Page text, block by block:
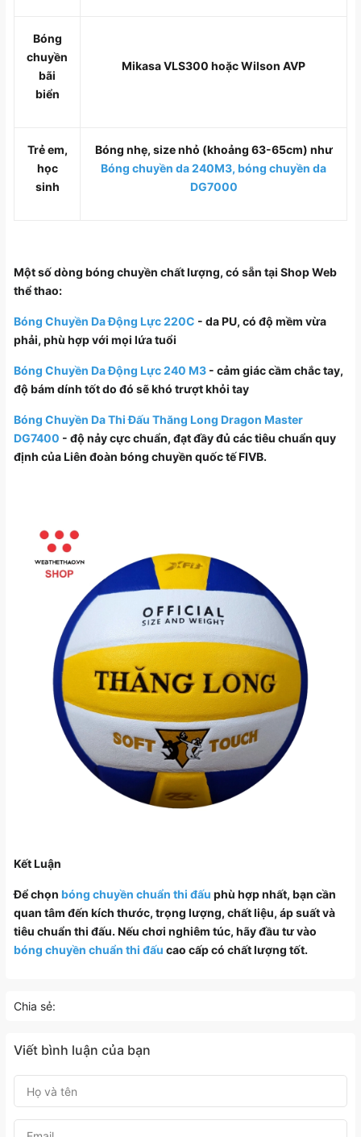
Bóng
chuyền
bãi
biển
Mikasa VLS300 hoặc Wilson AVP
Trẻ em,
học
sinh
Bóng nhẹ, size nhỏ (khoảng 63-65cm) như
Bóng chuyền da 240M3, bóng chuyền da
DG7000
Một số dòng bóng chuyền chất lượng, có sẵn tại Shop Web
thể thao:
Bóng Chuyền Da Động Lực 220C - da PU, có độ mềm vừa
phải, phù hợp với mọi lứa tuổi
Bóng Chuyền Da Động Lực 240 M3 - cảm giác cầm chắc tay,
độ bám dính tốt do đó sẽ khó trượt khỏi tay
Bóng Chuyền Da Thi Đấu Thăng Long Dragon Master
DG7400 - độ nảy cực chuẩn, đạt đầy đủ các tiêu chuẩn quy
định của Liên đoàn bóng chuyền quốc tế FIVB.
Kết Luận
Để chọn bóng chuyền chuẩn thi đấu phù hợp nhất, bạn cần
quan tâm đến kích thước, trọng lượng, chất liệu, áp suất và
tiêu chuẩn thi đấu. Nếu chơi nghiêm túc, hãy đầu tư vào
bóng chuyền chuẩn thi đấu cao cấp có chất lượng tốt.
Chia sẻ:
Viết bình luận của bạn